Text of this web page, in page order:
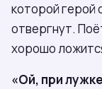
которой герой
отвергнут.
хорошо
«Ой, при